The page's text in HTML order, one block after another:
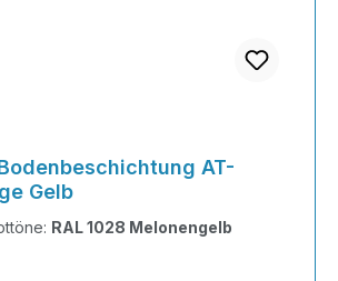
AT-
Gelb
RAL 1028 Melonengelb